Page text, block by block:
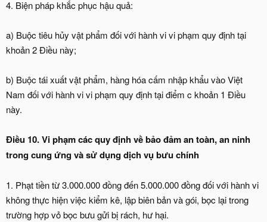
4. Biện pháp khắc phục hậu quả:
a) Buộc tiêu hủy vật phẩm đối với hành vi vi phạm quy định tại
khoản 2 Điều này;
b) Buộc tái xuất vật phẩm, hàng hóa cấm nhập khẩu vào Việt
Nam đối với hành vi vi phạm quy định tại điểm c khoản 1 Điều
này.
Điều 10. Vi phạm các quy định về bảo đảm an toàn, an ninh
trong cung ứng và sử dụng dịch vụ bưu chính
1. Phạt tiền từ 3.000.000 đồng đến 5.000.000 đồng đối với hành vi
không thực hiện việc kiểm kê, lập biên bản và gói, bọc lại trong
trường hợp vỏ bọc bưu gửi bị rách, hư hại.